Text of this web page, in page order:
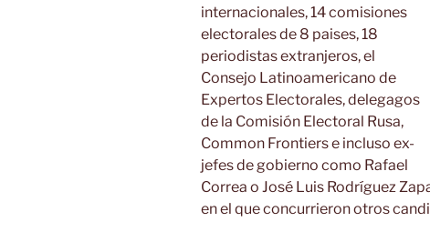
internacionales, 14 comisiones
electorales de 8 paises, 18
periodistas extranjeros, el
Consejo Latinoamericano de
Expertos Electorales, delegagos
de la Comisión Electoral Rusa,
Common Frontiers e incluso ex-
jefes de gobierno como Rafael
Correa o José Luis Rodríguez
en el que concurrieron otros